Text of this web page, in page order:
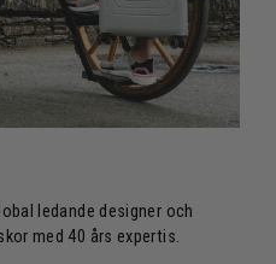
ledande designer och
med 40 års expertis.